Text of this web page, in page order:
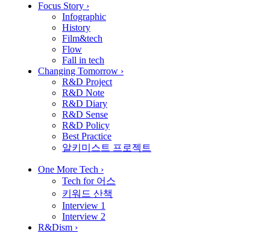
Focus Story ›
Infographic
History
Film&tech
Flow
Fall in tech
Changing Tomorrow ›
R&D Project
R&D Note
R&D Diary
R&D Sense
R&D Policy
Best Practice
알키미스트 프로젝트
One More Tech ›
Tech for 어스
키워드 산책
Interview 1
Interview 2
R&Dism ›